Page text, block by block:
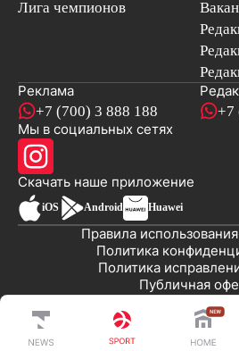
Лига чемпионов
Реклама
+7 (700) 3 888 188 +7
Мы в социальных сетях
Скачать наше приложение
iOS Android Huawei
Публичная
Политика
Политика
Правила